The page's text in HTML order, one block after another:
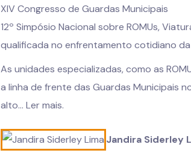
XIV Congresso de Guardas Municipais
12º Simpósio Nacional sobre ROMUs,
qualificada no enfrentamento cotidiano
As unidades especializadas, como as
a linha de frente das Guardas Municipais
alto... Ler mais.
Jandira Siderley